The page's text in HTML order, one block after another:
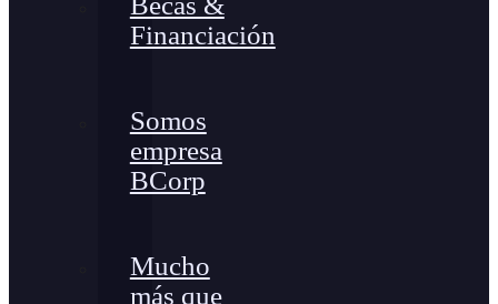
Financiación
Somos
empresa
BCorp
Mucho
más que